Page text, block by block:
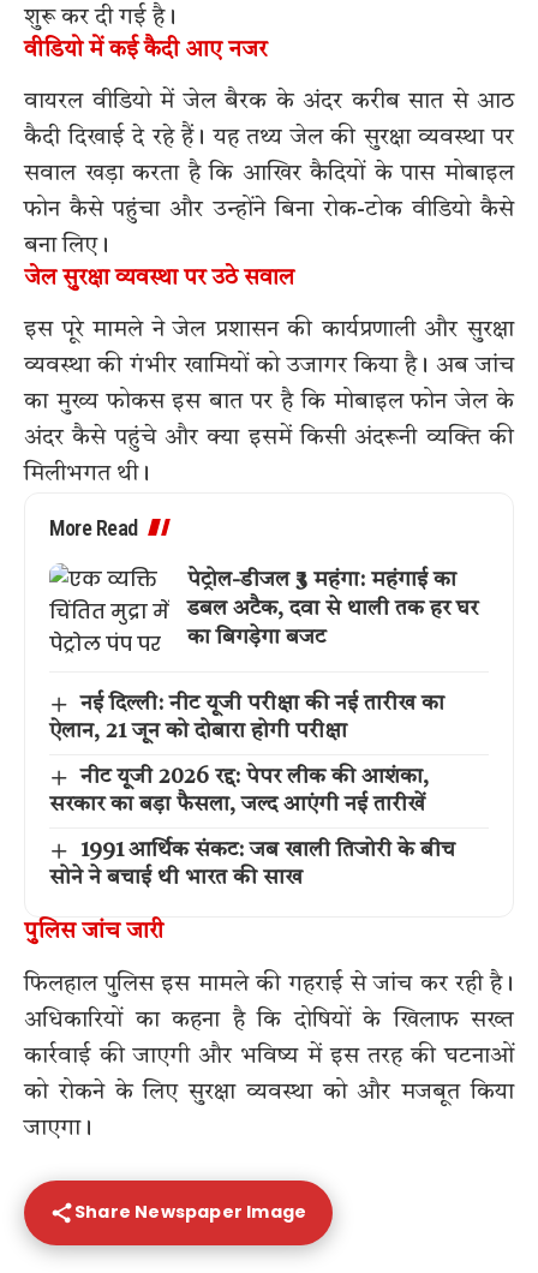
शुरू कर दी गई है।
वीडियो में कई कैदी आए नजर
वायरल वीडियो में जेल बैरक के अंदर करीब सात से आठ
कैदी दिखाई दे रहे हैं। यह तथ्य जेल की सुरक्षा व्यवस्था पर
सवाल खड़ा करता है कि आखिर कैदियों के पास मोबाइल
फोन कैसे पहुंचा और उन्होंने बिना रोक-टोक वीडियो कैसे
बना लिए।
जेल सुरक्षा व्यवस्था पर उठे सवाल
इस पूरे मामले ने जेल प्रशासन की कार्यप्रणाली और सुरक्षा
व्यवस्था की गंभीर खामियों को उजागर किया है। अब जांच
का मुख्य फोकस इस बात पर है कि मोबाइल फोन जेल के
अंदर कैसे पहुंचे और क्या इसमें किसी अंदरूनी व्यक्ति की
मिलीभगत थी।
More Read
पेट्रोल-डीजल ₹3 महंगा: महंगाई का
डबल अटैक, दवा से थाली तक हर घर
का बिगड़ेगा बजट
नई दिल्ली: नीट यूजी परीक्षा की नई तारीख का
ऐलान, 21 जून को दोबारा होगी परीक्षा
नीट यूजी 2026 रद्द: पेपर लीक की आशंका,
सरकार का बड़ा फैसला, जल्द आएंगी नई तारीखें
1991 आर्थिक संकट: जब खाली तिजोरी के बीच
सोने ने बचाई थी भारत की साख
पुलिस जांच जारी
फिलहाल पुलिस इस मामले की गहराई से जांच कर रही है।
अधिकारियों का कहना है कि दोषियों के खिलाफ सख्त
कार्रवाई की जाएगी और भविष्य में इस तरह की घटनाओं
को रोकने के लिए सुरक्षा व्यवस्था को और मजबूत किया
जाएगा।
Share Newspaper Image